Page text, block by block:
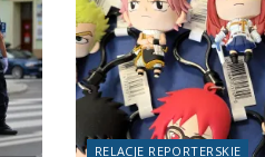
RELACJE REPORTERSKIE